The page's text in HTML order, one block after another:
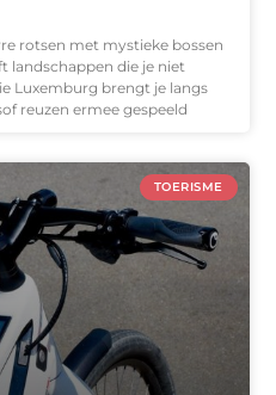
rotsen met mystieke bossen
landschappen die je niet
Luxemburg brengt je langs
reuzen ermee gespeeld
TOERISME